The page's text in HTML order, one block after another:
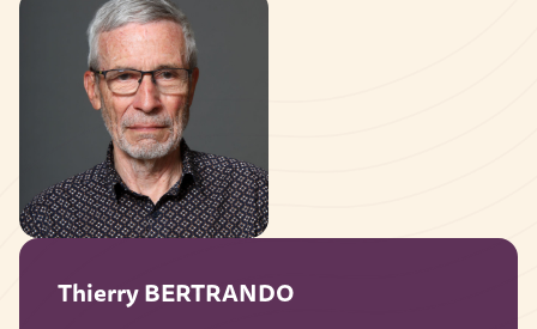
Thierry BERTRANDO